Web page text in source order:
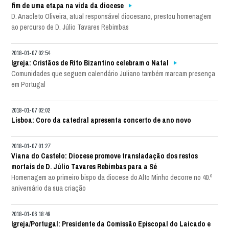
fim de uma etapa na vida da diocese
D. Anacleto Oliveira, atual responsável diocesano, prestou homenagem
ao percurso de D. Júlio Tavares Rebimbas
2018-01-07 02:54
Igreja: Cristãos de Rito Bizantino celebram o Natal
Comunidades que seguem calendário Juliano também marcam presença
em Portugal
2018-01-07 02:02
Lisboa: Coro da catedral apresenta concerto de ano novo
2018-01-07 01:27
Viana do Castelo: Diocese promove transladação dos restos
mortais de D. Júlio Tavares Rebimbas para a Sé
Homenagem ao primeiro bispo da diocese do Alto Minho decorre no 40.º
aniversário da sua criação
2018-01-06 18:49
Igreja/Portugal: Presidente da Comissão Episcopal do Laicado e